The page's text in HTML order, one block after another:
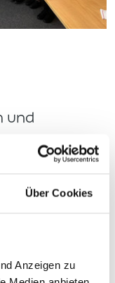
Über Cookies
Anzeigen zu
und